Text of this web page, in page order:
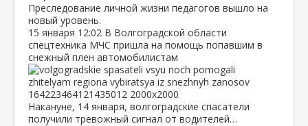
Преследование личной жизни педагогов вышло на
новый уровень.
15 января 12:02 В Волгоградской области
спецтехника МЧС пришла на помощь попавшим в
снежный плен автомобилистам
Накануне, 14 января, волгоградские спасатели
получили тревожный сигнал от водителей…